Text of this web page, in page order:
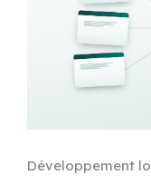
Développement